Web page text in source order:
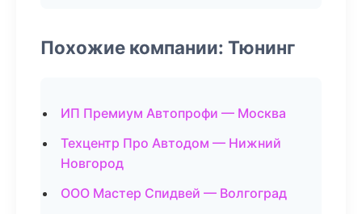
Похожие компании: Тюнинг
ИП Премиум Автопрофи — Москва
Техцентр Про Автодом — Нижний
Новгород
ООО Мастер Спидвей — Волгоград